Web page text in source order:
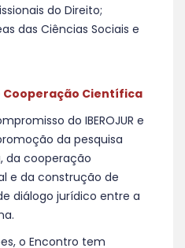
do Direito;
das Ciências Sociais e
Científica
do IBEROJUR e
da pesquisa
da cooperação
e da construção de
diálogo jurídico entre a
o Encontro tem